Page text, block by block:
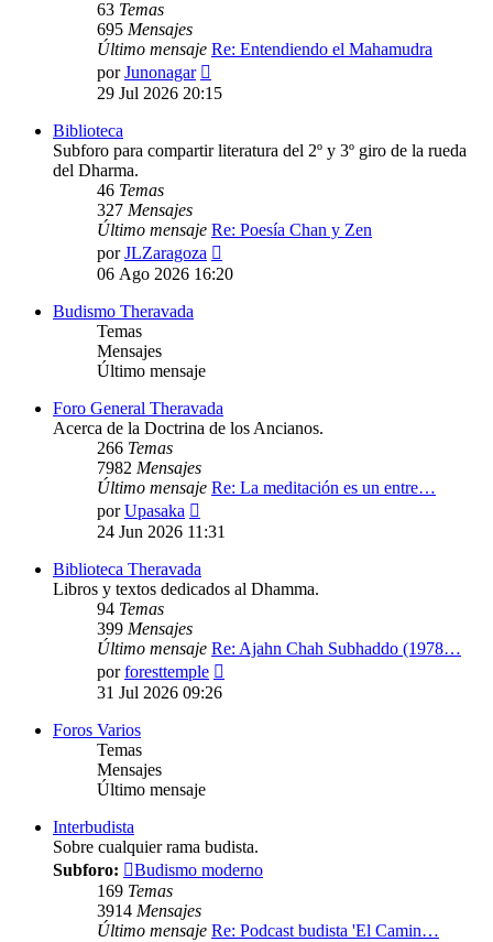
63 Temas
695 Mensajes
Último mensaje Re: Entendiendo el Mahamudra
porJunonagar
último
29 Jul 2026 20:15
Biblioteca
Subforo para compartir literatura del 2º y 3º giro de la rueda
del Dharma.
46 Temas
327 Mensajes
Último mensaje Re: Poesía Chan y Zen
porJLZaragoza
último
06 Ago 2026 16:20
Budismo Theravada
Temas
Mensajes
Último mensaje
Foro General Theravada
Acerca de la Doctrina de los Ancianos.
266 Temas
7982 Mensajes
Último mensaje Re: La meditación es un entre…
porUpasaka
último
24 Jun 2026 11:31
Biblioteca Theravada
Libros y textos dedicados al Dhamma.
94 Temas
399 Mensajes
Último mensaje Re: Ajahn Chah Subhaddo (1978…
porforesttemple
31 Jul 2026 09:26
Foros Varios
Temas
Mensajes
Último mensaje
Interbudista
Sobre cualquier rama budista.
Subforo:
Budismo moderno
169 Temas
3914 Mensajes
Último mensaje Re: Podcast budista 'El Camin…